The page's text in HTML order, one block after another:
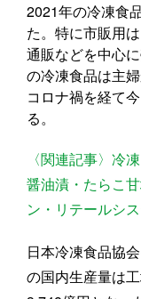
2021年の冷凍食
た。特に市販用
通販などを中心
の冷凍食品は主
コロナ禍を経て
る。
〈関連記事〉冷
醤油漬・たらこ
ン・リテールシ
日本冷凍食品協
の国内生産量は